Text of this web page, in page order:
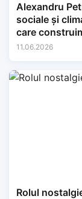
Alexandru
sociale și
care
financiare.
11.06.2026
Rolul